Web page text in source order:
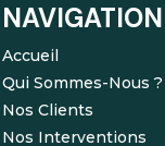
NAVIGATION
Accueil
Qui Sommes-Nous ?
Nos Clients
Nos Interventions